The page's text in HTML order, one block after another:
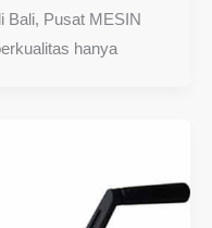
Bali, Pusat MESIN
hanya